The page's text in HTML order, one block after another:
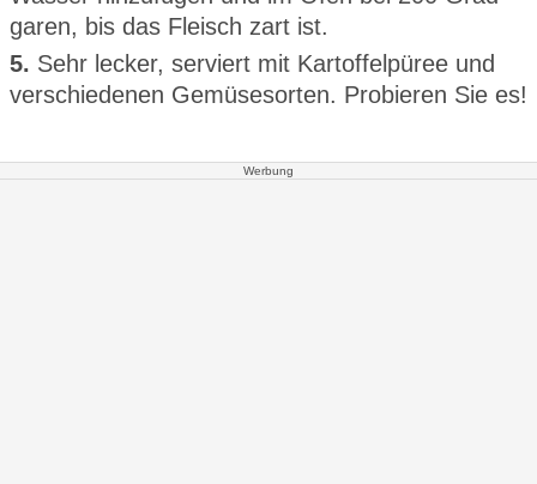
garen, bis das Fleisch zart ist.
5. Sehr lecker, serviert mit Kartoffelpüree und
verschiedenen Gemüsesorten. Probieren Sie es!
Werbung